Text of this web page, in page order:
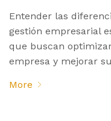
Entender las
gestión empresarial
que buscan
empresa y mejorar
More